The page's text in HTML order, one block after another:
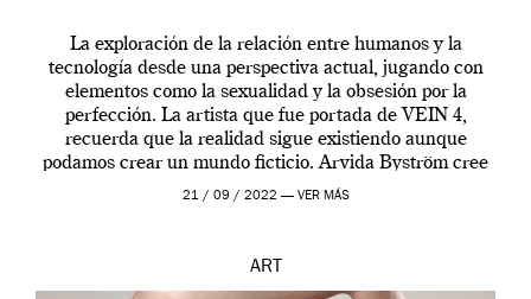
La exploración de la relación entre humanos y la
tecnología desde una perspectiva actual, jugando con
elementos como la sexualidad y la obsesión por la
perfección. La artista que fue portada de VEIN 4,
recuerda que la realidad sigue existiendo aunque
podamos crear un mundo ficticio. Arvida Byström cree
que los humanos tienen un complejo […]
21 / 09 / 2022 — VER MÁS
ART